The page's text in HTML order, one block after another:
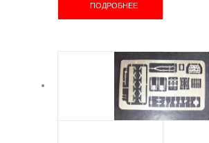
ПОДРОБНЕЕ